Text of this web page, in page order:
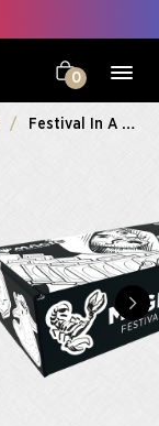
0
Festival In A Box: Las Vegas 2025